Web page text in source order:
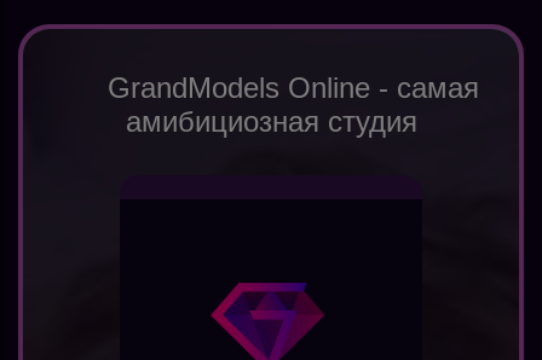
GrandModels Online - самая
амибициозная студия